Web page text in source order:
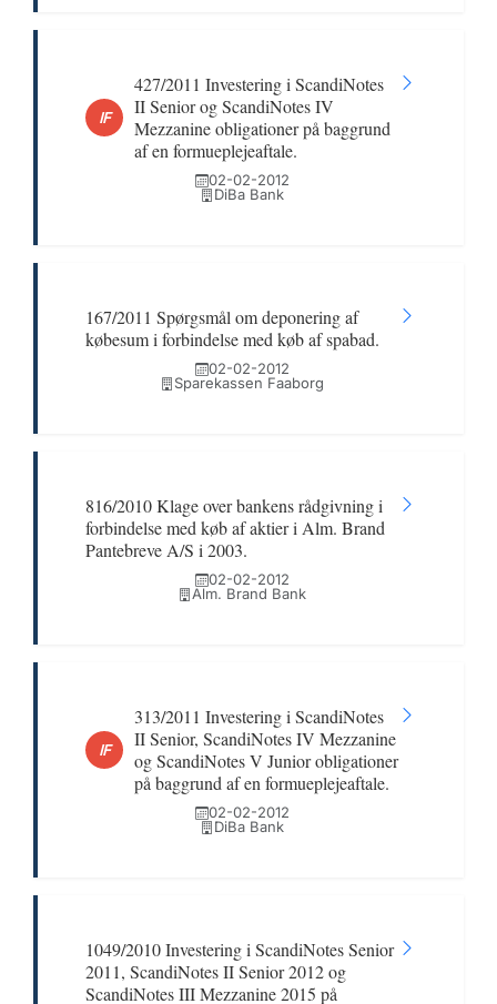
IF
427/2011 Investering i ScandiNotes
II Senior og ScandiNotes IV
Mezzanine obligationer på baggrund
af en formueplejeaftale.
02-02-2012
DiBa Bank
167/2011 Spørgsmål om deponering af
købesum i forbindelse med køb af spabad.
02-02-2012
Sparekassen Faaborg
816/2010 Klage over bankens rådgivning i
forbindelse med køb af aktier i Alm. Brand
Pantebreve A/S i 2003.
02-02-2012
Alm. Brand Bank
IF
313/2011 Investering i ScandiNotes
II Senior, ScandiNotes IV Mezzanine
og ScandiNotes V Junior obligationer
på baggrund af en formueplejeaftale.
02-02-2012
DiBa Bank
1049/2010 Investering i ScandiNotes Senior
2011, ScandiNotes II Senior 2012 og
ScandiNotes III Mezzanine 2015 på